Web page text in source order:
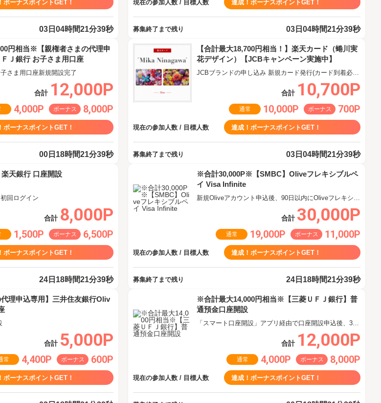
ボーナスポイントGET！
03日04時間21分38秒
現在の参加人数 / 目標人数 達成！ボーナスポイントGET！
募集終了まで残り 03日04時間21分38秒
円相当※【親権者さまの代理申
Ｊ銀行 お子さま用口座
さま用口座新規開設完了
合計 12,000P
4,000P ボーナス 8,000P
ボーナスポイントGET！
00日18時間21分38秒
【合計最大18,700円相当！】楽天カード（蜷川実
花デザイン）【JCBキャンペーン実施中】
JCBブランドの申し込み 新規カード発行(カード到着必須)
合計 10,700P
通常 10,000P ボーナス 700P
現在の参加人数 / 目標人数 達成！ボーナスポイントGET！
募集終了まで残り 03日04時間21分38秒
楽天銀行 口座開設
回ログイン
合計 8,000P
1,500P ボーナス 6,500P
ボーナスポイントGET！
24日18時間21分38秒
※合計30,000P※【SMBC】Oliveフレキシブルペ
イ Visa Infinite
新規Oliveアカウント申込後、90日以内にOliveフレキシブルペイ Visa Infiniteクレジットモード追加
合計 30,000P
通常 19,000P ボーナス 11,000P
現在の参加人数 / 目標人数 達成！ボーナスポイントGET！
募集終了まで残り 24日18時間21分38秒
代理申込専用】三井住友銀行Oliv
合計 5,000P
常 4,400P ボーナス 600P
ボーナスポイントGET！
※合計最大14,000円相当※【三菱ＵＦＪ銀行】普
通預金口座開設
「スマート口座開設」アプリ経由で口座開設申込後、30日以内の口座開設
合計 12,000P
通常 4,000P ボーナス 8,000P
現在の参加人数 / 目標人数 達成！ボーナスポイントGET！